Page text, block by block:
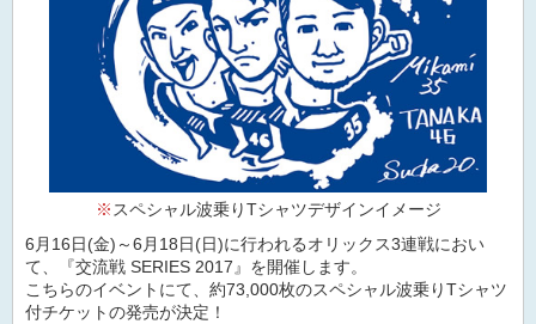
※スペシャル波乗りTシャツデザインイメージ
6月16日(金)～6月18日(日)に行われるオリックス3連戦におい
て、『交流戦 SERIES 2017』を開催します。
こちらのイベントにて、約73,000枚のスペシャル波乗りTシャツ
付チケットの発売が決定！